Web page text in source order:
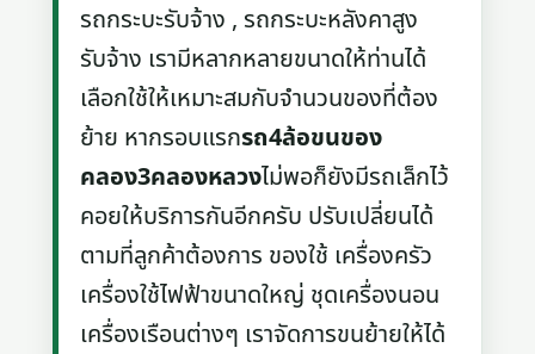
รถกระบะรับจ้าง , รถกระบะหลังคาสูง
รับจ้าง เรามีหลากหลายขนาดให้ท่านได้
เลือกใช้ให้เหมาะสมกับจำนวนของที่ต้อง
ย้าย หากรอบแรกรถ4ล้อขนของ
คลอง3คลองหลวงไม่พอก็ยังมีรถเล็กไว้
คอยให้บริการกันอีกครับ ปรับเปลี่ยนได้
ตามที่ลูกค้าต้องการ ของใช้ เครื่องครัว
เครื่องใช้ไฟฟ้าขนาดใหญ่ ชุดเครื่องนอน
เครื่องเรือนต่างๆ เราจัดการขนย้ายให้ได้